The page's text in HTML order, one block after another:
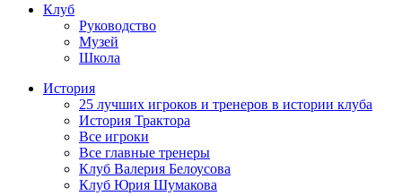
Клуб
Руководство
Музей
Школа
История
25 лучших игроков и тренеров в истории клуба
История Трактора
Все игроки
Все главные тренеры
Клуб Валерия Белоусова
Клуб Юрия Шумакова